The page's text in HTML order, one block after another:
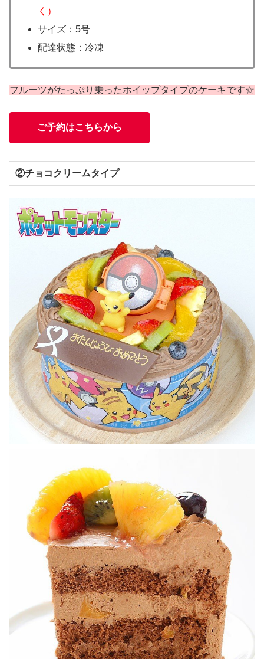
く）
サイズ：5号
配達状態：冷凍
フルーツがたっぷり乗ったホイップタイプのケーキです☆
ご予約はこちらから
②チョコクリームタイプ